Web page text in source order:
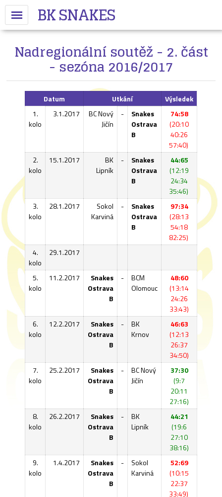
BK SNAKES
Nadregionální soutěž - 2. část
- sezóna 2016/2017
Datum Utkání
Výsledek
1.
kolo
3.1.2017
BC Nový
Jičín
-
Snakes
Ostrava
B
74:58
(20:10
40:26
57:40)
2.
kolo
15.1.2017
BK
Lipník
-
Snakes
Ostrava
B
44:65
(12:19
24:34
35:46)
3.
kolo
28.1.2017
Sokol
Karviná
-
Snakes
Ostrava
B
97:34
(28:13
54:18
82:25)
4.
kolo
29.1.2017
5.
kolo
11.2.2017
Snakes
Ostrava
B
-
BCM
Olomouc
48:60
(13:14
24:26
33:43)
6.
kolo
12.2.2017
Snakes
Ostrava
B
-
BK
Krnov
46:63
(12:13
26:37
34:50)
7.
kolo
25.2.2017
Snakes
Ostrava
B
-
BC Nový
Jičín
37:30
(9:7
20:11
27:16)
8.
kolo
26.2.2017
Snakes
Ostrava
B
-
BK
Lipník
44:21
(19:6
27:10
38:16)
9.
kolo
1.4.2017
Snakes
Ostrava
B
-
Sokol
Karviná
52:69
(10:15
22:37
33:49)